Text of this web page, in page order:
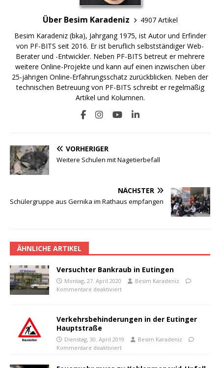
Über Besim Karadeniz
4907 Artikel
Besim Karadeniz (bka), Jahrgang 1975, ist Autor und Erfinder
von PF-BITS seit 2016. Er ist beruflich selbstständiger Web-
Berater und -Entwickler. Neben PF-BITS betreut er mehrere
weitere Online-Projekte und kann auf einen inzwischen über
25-jährigen Online-Erfahrungsschatz zurückblicken. Neben der
technischen Betreuung von PF-BITS schreibt er regelmäßig
Artikel und Kolumnen.
VORHERIGER
Weitere Schulen mit Nagetierbefall
NÄCHSTER
Schülergruppe aus Gernika im Rathaus empfangen
ÄHNLICHE ARTIKEL
Versuchter Bankraub in Eutingen
Montag, 27. April 2020
Besim Karadeniz
Kommentare deaktiviert
Verkehrsbehinderungen in der Eutinger
Hauptstraße
Dienstag, 30. April 2019
Besim Karadeniz
Kommentare deaktiviert